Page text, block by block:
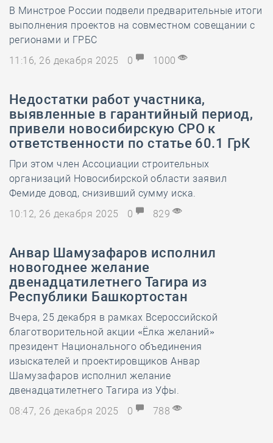
В Минстрое России подвели предварительные итоги
выполнения проектов на совместном совещании с
регионами и ГРБС
11:16, 26 декабря 2025
0 1000
Недостатки работ участника,
выявленные в гарантийный период,
привели новосибирскую СРО к
ответственности по статье 60.1 ГрК
При этом член Ассоциации строительных
организаций Новосибирской области заявил
Фемиде довод, снизивший сумму иска.
10:12, 26 декабря 2025
0 829
Анвар Шамузафаров исполнил
новогоднее желание
двенадцатилетнего Тагира из
Республики Башкортостан
Вчера, 25 декабря в рамках Всероссийской
благотворительной акции «Ёлка желаний»
президент Национального объединения
изыскателей и проектировщиков Анвар
Шамузафаров исполнил желание
двенадцатилетнего Тагира из Уфы.
08:47, 26 декабря 2025
0 788